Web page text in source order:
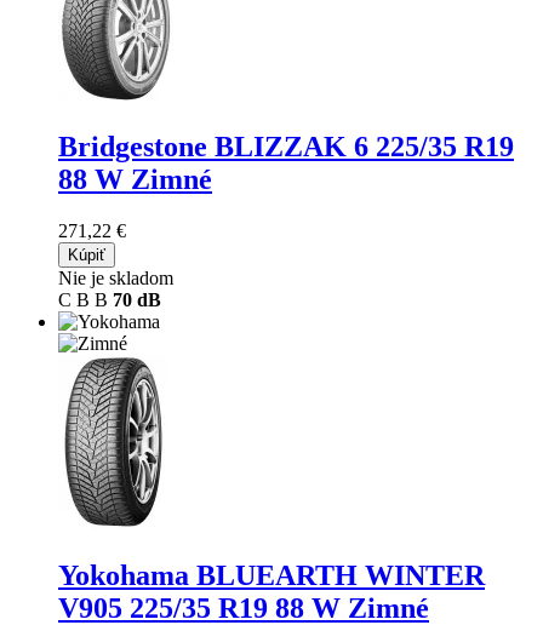
Bridgestone BLIZZAK 6 225/35 R19
88 W Zimné
271,22 €
Kúpiť
Nie je skladom
C B B 70 dB
Yokohama BLUEARTH WINTER
V905 225/35 R19 88 W Zimné